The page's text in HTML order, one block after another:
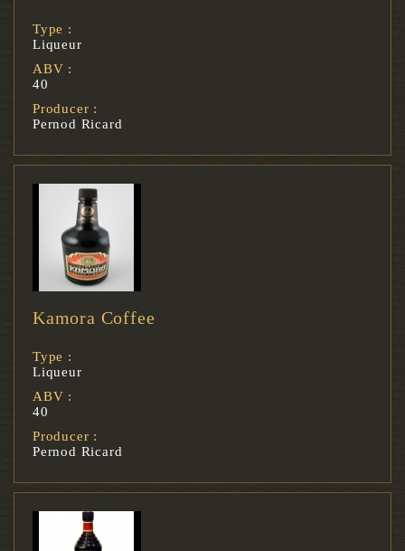
Type :
Liqueur
ABV :
40
Producer :
Pernod Ricard
Kamora Coffee
Type :
Liqueur
ABV :
40
Producer :
Pernod Ricard